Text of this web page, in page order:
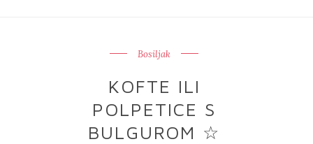
Bosiljak
KOFTE ILI
POLPETICE S
BULGUROM ☆